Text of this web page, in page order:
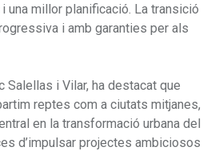
una millor planificació. La transició
i amb garanties per als
Salellas i Vilar, ha destacat que
reptes com a ciutats mitjanes,
en la transformació urbana del
d’impulsar projectes ambiciosos